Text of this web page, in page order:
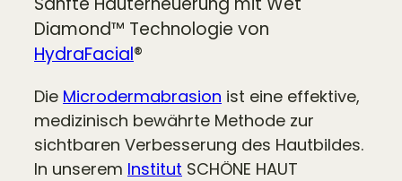
Diamond™ Technologie von
HydraFacial®
Die Microdermabrasion ist eine effektive,
medizinisch bewährte Methode zur
sichtbaren Verbesserung des Hautbildes.
In unserem Institut SCHÖNE HAUT